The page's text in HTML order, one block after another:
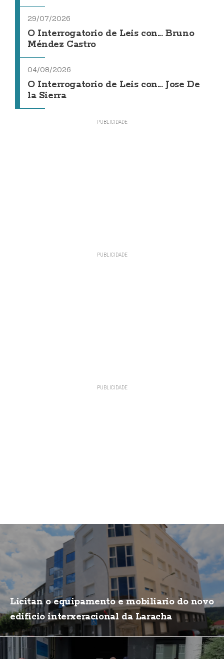
29/07/2026
O Interrogatorio de Leis con... Bruno
Méndez Castro
04/08/2026
O Interrogatorio de Leis con... Jose De
la Sierra
Licitan o equipamento e mobiliario do novo
edificio interxeracional da Laracha